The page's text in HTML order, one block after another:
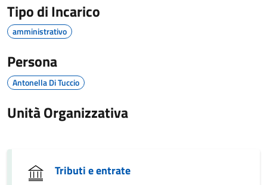
Tipo di Incarico
amministrativo
Persona
Antonella Di Tuccio
Unità Organizzativa
Tributi e entrate